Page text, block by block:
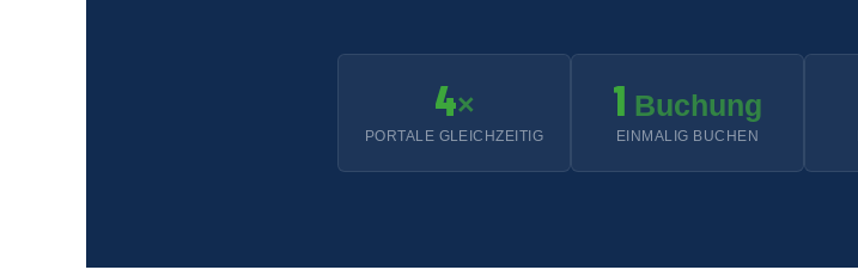
4×
PORTALE GLEICHZEITIG
1 Buchung
EINMALIG BUCHEN